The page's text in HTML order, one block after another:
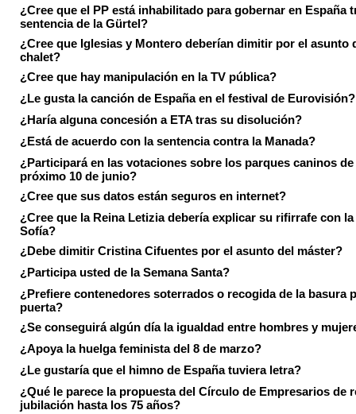
¿Cree que el PP está inhabilitado para gobernar en España
sentencia de la Gürtel?
¿Cree que Iglesias y Montero deberían dimitir por el asunto
chalet?
¿Cree que hay manipulación en la TV pública?
¿Le gusta la canción de España en el festival de Eurovisión?
¿Haría alguna concesión a ETA tras su disolución?
¿Está de acuerdo con la sentencia contra la Manada?
¿Participará en las votaciones sobre los parques caninos de
próximo 10 de junio?
¿Cree que sus datos están seguros en internet?
¿Cree que la Reina Letizia debería explicar su rifirrafe con la
Sofía?
¿Debe dimitir Cristina Cifuentes por el asunto del máster?
¿Participa usted de la Semana Santa?
¿Prefiere contenedores soterrados o recogida de la basura
puerta?
¿Se conseguirá algún día la igualdad entre hombres y
¿Apoya la huelga feminista del 8 de marzo?
¿Le gustaría que el himno de España tuviera letra?
¿Qué le parece la propuesta del Círculo de Empresarios de
jubilación hasta los 75 años?